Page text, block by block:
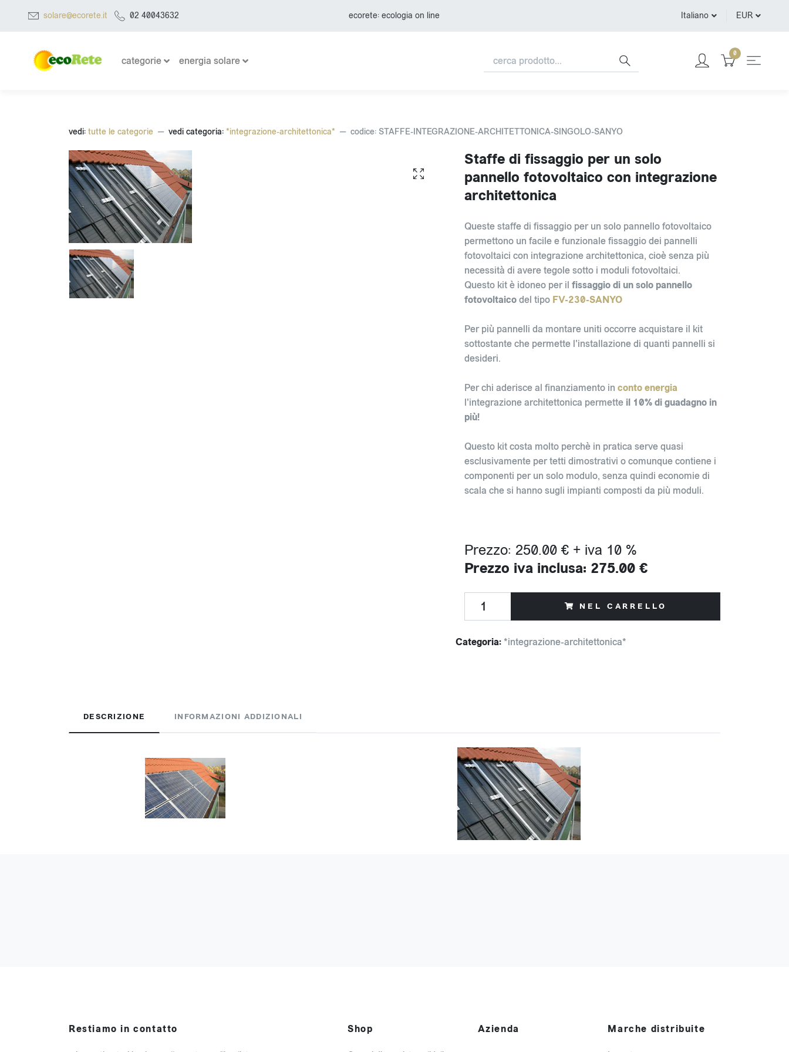
solare@ecorete.it 02 40043632 ecorete: ecologia on line Italiano EUR
categorie energia solare
0
vedi: tutte le categorie vedi categoria: *integrazione-architettonica* codice: STAFFE-INTEGRAZIONE-ARCHITETTONICA-SINGOLO-SANYO
Staffe di fissaggio per un solo
pannello fotovoltaico con integrazione
architettonica
Queste staffe di fissaggio per un solo pannello fotovoltaico
permettono un facile e funzionale fissaggio dei pannelli
fotovoltaici con integrazione architettonica, cioè senza più
necessità di avere tegole sotto i moduli fotovoltaici.
Questo kit è idoneo per il fissaggio di un solo pannello
fotovoltaicodel tipo FV-230-SANYO
Per più pannelli da montare uniti occorre acquistare il kit
sottostante che permette l'installazione di quanti pannelli si
desideri.
Per chi aderisce al finanziamento in conto energia
l'integrazione architettonica permette il 10% di guadagno in
più!
Questo kit costa molto perchè in pratica serve quasi
esclusivamente per tetti dimostrativi o comunque contiene i
componenti per un solo modulo, senza quindi economie di
scala che si hanno sugli impianti composti da più moduli.
Prezzo: 250.00 € + iva 10 %
Prezzo iva inclusa: 275.00 €
NEL CARRELLO
Categoria: *integrazione-architettonica*
DESCRIZIONE INFORMAZIONI ADDIZIONALI
Restiamo in contatto Shop Azienda Marche distribuite